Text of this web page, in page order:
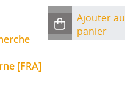
[FRA]
Ajouter au
panier